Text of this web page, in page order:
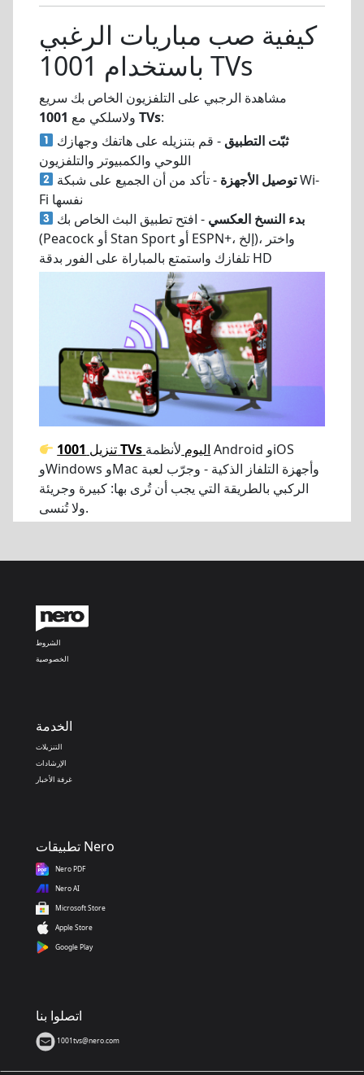
كيفية صب مباريات الرغبي
باستخدام 1001 TVs
مشاهدة الرجبي على التلفزيون الخاص بك سريع
ولاسلكي مع 1001 TVs:
ثبّت التطبيق - قم بتنزيله على هاتفك وجهازك
اللوحي والكمبيوتر والتلفزيون
توصيل الأجهزة - تأكد من أن الجميع على شبكة Wi-
Fi نفسها
بدء النسخ العكسي - افتح تطبيق البث الخاص بك
(Peacock أو Stan Sport أو ESPN+، إلخ)، واختر
تلفازك واستمتع بالمباراة على الفور بدقة HD
تنزيل1001 TVs اليوم لأنظمة Android وiOS
وWindows وMac وأجهزة التلفاز الذكية - وجرّب لعبة
الركبي بالطريقة التي يجب أن تُرى بها: كبيرة وجريئة
ولا تُنسى.
الشروط
الخصوصية
الخدمة
التنزيلات
الإرشادات
غرفة الأخبار
تطبيقات Nero
Nero PDF
Nero AI
Microsoft Store
Apple Store
Google Play
اتصلوا بنا
1001tvs@nero.com